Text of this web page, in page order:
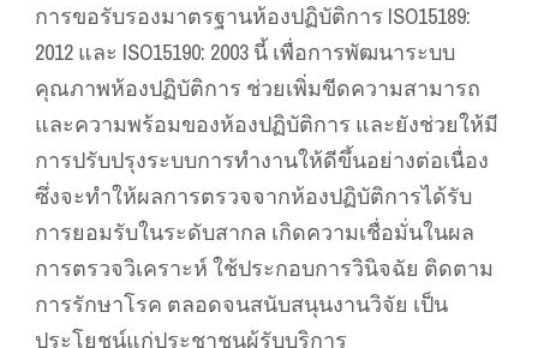
การขอรับรองมาตรฐานห้องปฏิบัติการ ISO15189:
2012 และ ISO15190: 2003 นี้ เพื่อการพัฒนาระบบ
คุณภาพห้องปฏิบัติการ ช่วยเพิ่มขีดความสามารถ
และความพร้อมของห้องปฏิบัติการ และยังช่วยให้มี
การปรับปรุงระบบการทำงานให้ดีขึ้นอย่างต่อเนื่อง
ซึ่งจะทำให้ผลการตรวจจากห้องปฏิบัติการได้รับ
การยอมรับในระดับสากล เกิดความเชื่อมั่นในผล
การตรวจวิเคราะห์ ใช้ประกอบการวินิจฉัย ติดตาม
การรักษาโรค ตลอดจนสนับสนุนงานวิจัย เป็น
ประโยชน์แก่ประชาชนผู้รับบริการ